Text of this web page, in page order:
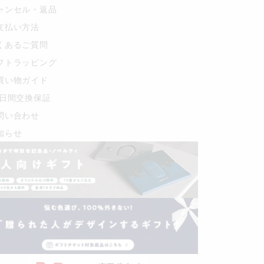
ンセル・返品
払い方法
あるご質問
トラッピング
い物ガイド
間交換保証
い合わせ
らせ